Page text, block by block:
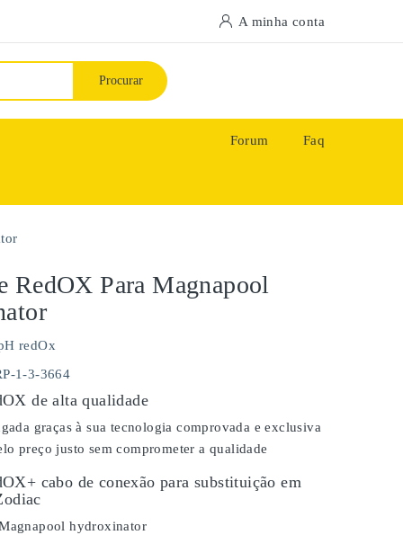
A minha conta
Procurar
Forum Faq
RedOX Para Magnapool
redOx
1-3-3664
de alta qualidade
graças à sua tecnologia comprovada e exclusiva
preço justo sem comprometer a qualidade
cabo de conexão para substituição em
hydroxinator